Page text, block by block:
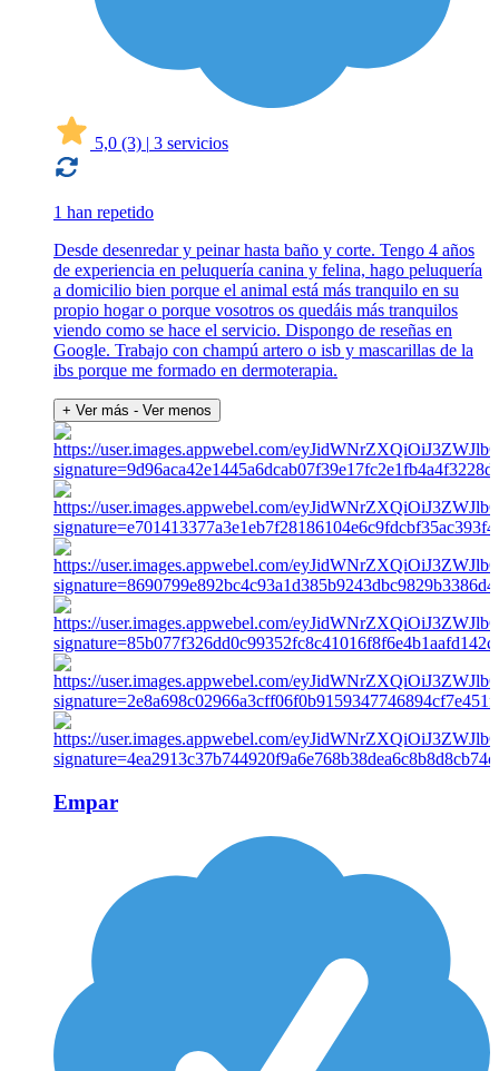
5,0 (3) | 3 servicios
1 han repetido
Desde desenredar y peinar hasta baño y corte. Tengo 4 años
de experiencia en peluquería canina y felina, hago peluquería
a domicilio bien porque el animal está más tranquilo en su
propio hogar o porque vosotros os quedáis más tranquilos
viendo como se hace el servicio. Dispongo de reseñas en
Google. Trabajo con champú artero o isb y mascarillas de la
ibs porque me formado en dermoterapia.
+ Ver más - Ver menos
Empar